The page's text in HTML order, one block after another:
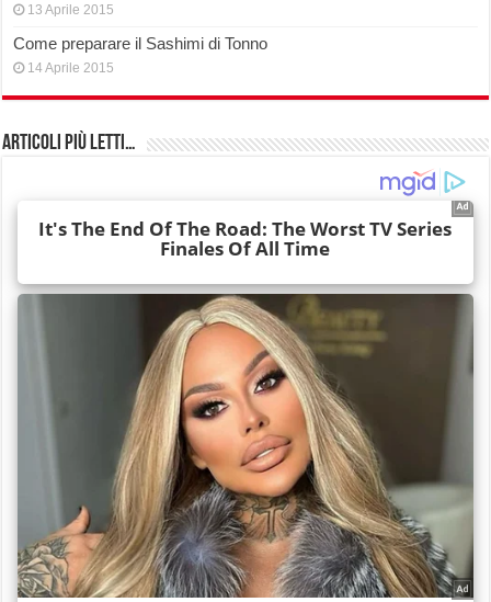
13 Aprile 2015
Come preparare il Sashimi di Tonno
14 Aprile 2015
Articoli più Letti…